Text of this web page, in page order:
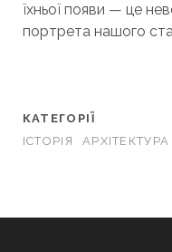
їхньої появи — це
портрета нашого
КАТЕГОРІЇ
ІСТОРІЯ
АРХІТЕКТУРА